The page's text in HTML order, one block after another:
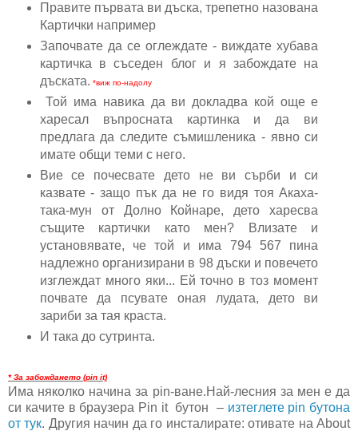
Правите първата ви дъска, трепетно назована
Картички например
Започвате да се оглеждате - виждате хубава
картичка в съседен блог и я забождате на
дъската. *виж по-надолу
Той има навика да ви докладва кой още е
харесал въпросната картинка и да ви
предлага да следите съмишленика - явно си
имате общи теми с него.
Вие се почесвате дето не ви сърби и си
казвате - защо пък да не го видя тоя Акаха-
така-мун от Долно Койнаре, дето харесва
същите картички като мен? Влизате и
установявате, че той и има 794 567 пина
надлежно организирани в 98 дъски и повечето
изглеждат много яки... Ей точно в тоз момент
почвате да псувате оная лудата, дето ви
зариби за тая краста.
И така до сутринта.
* За забождането (pin it)
Има няколко начина за pin-ване.Най-лесния за мен е да
си качите в браузера Pin it бутон – изтеглете pin бутона
от тук. Другия начин да го инсталирате: отивате на About